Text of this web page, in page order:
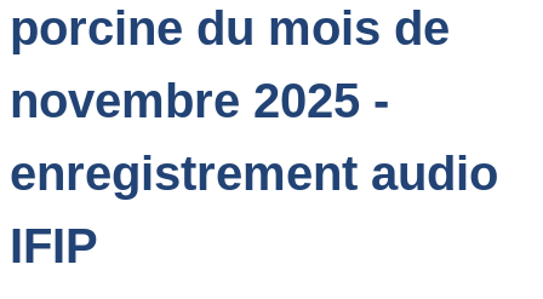
porcine du mois de
novembre 2025 -
enregistrement audio
IFIP